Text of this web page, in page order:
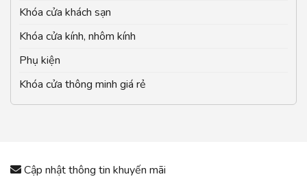
Khóa cửa khách sạn
Khóa cửa kính, nhôm kính
Phụ kiện
Khóa cửa thông minh giá rẻ
Cập nhật thông tin khuyến mãi